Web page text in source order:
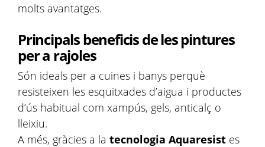
molts avantatges.
Principals beneficis de les pintures
per a rajoles
Són ideals per a cuines i banys perquè
resisteixen les esquitxades d’aigua i productes
d’ús habitual com xampús, gels, anticalç o
lleixiu.
A més, gràcies a la tecnologia Aquaresist es